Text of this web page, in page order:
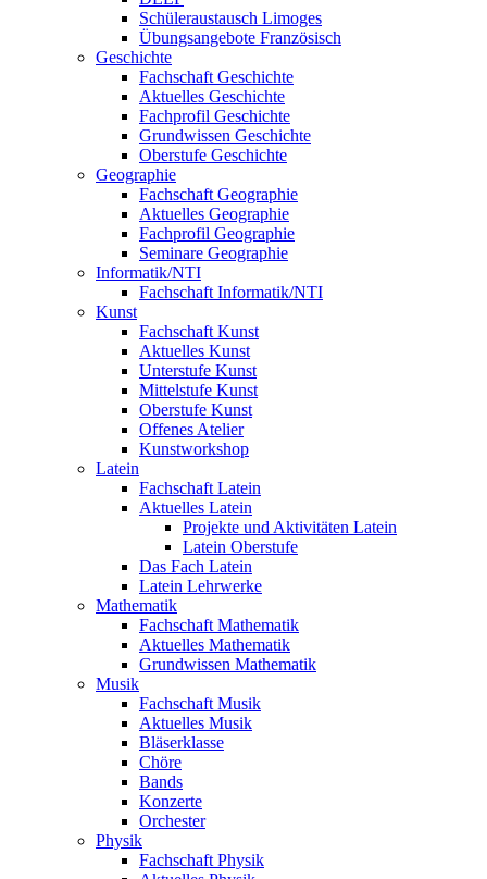
Schüleraustausch Limoges
Übungsangebote Französisch
Geschichte
Fachschaft Geschichte
Aktuelles Geschichte
Fachprofil Geschichte
Grundwissen Geschichte
Oberstufe Geschichte
Geographie
Fachschaft Geographie
Aktuelles Geographie
Fachprofil Geographie
Seminare Geographie
Informatik/NTI
Fachschaft Informatik/NTI
Kunst
Fachschaft Kunst
Aktuelles Kunst
Unterstufe Kunst
Mittelstufe Kunst
Oberstufe Kunst
Offenes Atelier
Kunstworkshop
Latein
Fachschaft Latein
Aktuelles Latein
Projekte und Aktivitäten Latein
Latein Oberstufe
Das Fach Latein
Latein Lehrwerke
Mathematik
Fachschaft Mathematik
Aktuelles Mathematik
Grundwissen Mathematik
Musik
Fachschaft Musik
Aktuelles Musik
Bläserklasse
Chöre
Bands
Konzerte
Orchester
Physik
Fachschaft Physik